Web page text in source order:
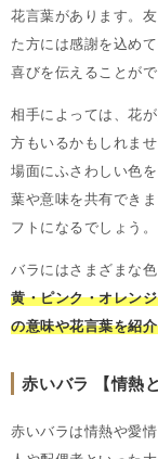
花言葉があります。
た方には感謝を込め
喜びを伝えることがで
相手によっては、花
方もいるかもしれま
場面にふさわしい色
葉や意味を共有でき
フトになるでしょう。
バラにはさまざまな
黄・ピンク・オレン
の意味や花言葉を紹
赤いバラ 【情熱
赤いバラは情熱や愛